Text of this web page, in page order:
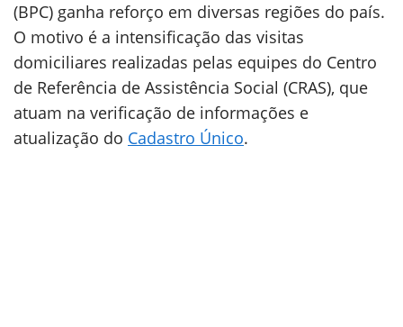
(BPC) ganha reforço em diversas regiões do país.
O motivo é a intensificação das visitas
domiciliares realizadas pelas equipes do Centro
de Referência de Assistência Social (CRAS), que
atuam na verificação de informações e
atualização do Cadastro Único.